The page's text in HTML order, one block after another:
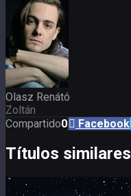
Olasz Renátó
Zoltán
Compartido0 Facebook
Títulos similares